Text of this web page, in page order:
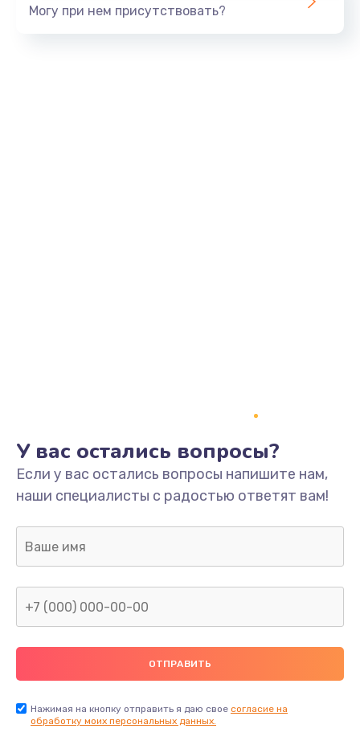
Могу при нем присутствовать?
У вас остались вопросы?
Если у вас остались вопросы напишите нам,
наши специалисты с радостью ответят вам!
Нажимая на кнопку отправить я даю свое согласие на
обработку моих персональных данных.